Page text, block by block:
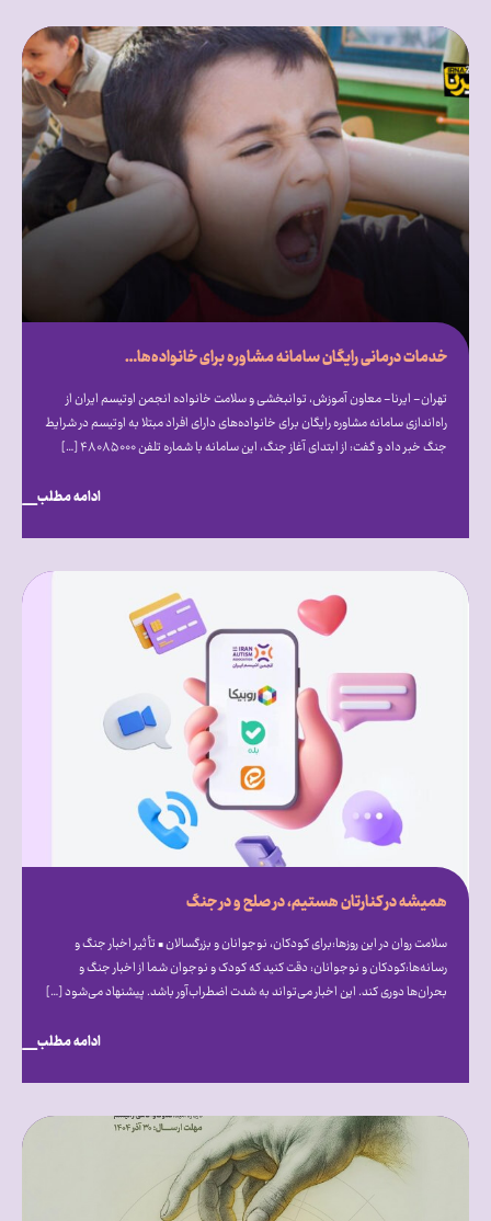
خدمات درمانی رایگان سامانه مشاوره برای خانواده‌های اوتیسمی در شرایط جنگ
تهران- ایرنا- معاون آموزش، توانبخشی و سلامت خانواده انجمن اوتیسم ایران از
راه‌اندازی سامانه مشاوره رایگان برای خانواده‌های دارای افراد مبتلا به اوتیسم در شرایط
جنگ خبر داد و گفت: از ابتدای آغاز جنگ، این سامانه با شماره تلفن ۴۸۰۸۵۰۰۰ […]
ادامه مطلب
همیشه در کنارتان هستیم، در صلح و در جنگ
سلامت روان در این روزها:برای کودکان، نوجوانان و بزرگسالان • تأثیر اخبار جنگ و
رسانه‌ها:کودکان و نوجوانان: دقت کنید که کودک و نوجوان شما از اخبار جنگ و
بحران‌ها دوری کند. این اخبار می‌تواند به شدت اضطراب‌آور باشد. پیشنهاد می‌شود […]
ادامه مطلب